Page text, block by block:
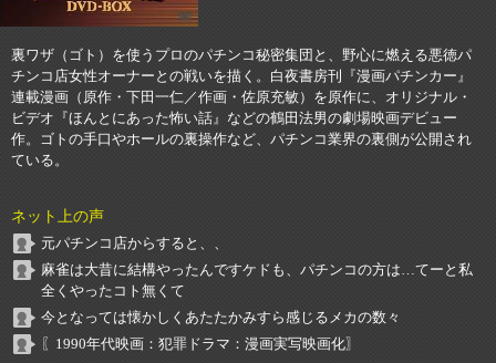
裏ワザ（ゴト）を使うプロのパチンコ秘密集団と、野心に燃える悪徳パ
チンコ店女性オーナーとの戦いを描く。白夜書房刊『漫画パチンカー』
連載漫画（原作・下田一仁／作画・佐原充敏）を原作に、オリジナル・
ビデオ『ほんとにあった怖い話』などの鶴田法男の劇場映画デビュー
作。ゴトの手口やホールの裏操作など、パチンコ業界の裏側が公開され
ている。
ネット上の声
元パチンコ店からすると、、
麻雀は大昔に結構やったんですケドも、パチンコの方は…てーと私
全くやったコト無くて
今となっては懐かしくあたたかみすら感じるメカの数々
〖1990年代映画：犯罪ドラマ：漫画実写映画化〗